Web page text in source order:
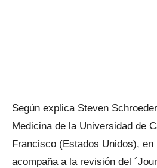
Según explica Steven
Medicina de la Universidad de
Francisco (Estados Unidos), en
acompaña a la revisión del